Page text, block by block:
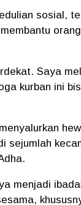
sosial,
Saya
kurban ini
sejumlah
menjadi